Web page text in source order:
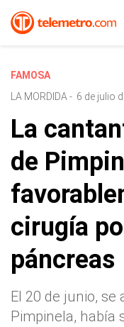
FAMOSA
LA MORDIDA - 6 de julio
La
de
cirugía
páncreas
El 20 de junio, se
Pimpinela, había